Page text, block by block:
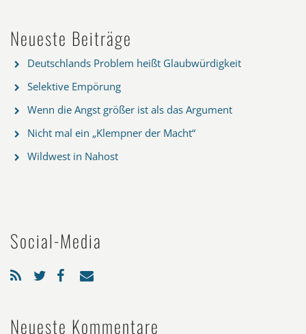
Neueste Beiträge
Deutschlands Problem heißt Glaubwürdigkeit
Selektive Empörung
Wenn die Angst größer ist als das Argument
Nicht mal ein „Klempner der Macht“
Wildwest in Nahost
Social-Media
Neueste Kommentare